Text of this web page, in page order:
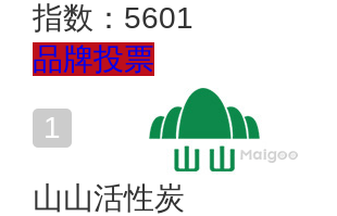
指数： 5601
品牌投票
山山活性炭